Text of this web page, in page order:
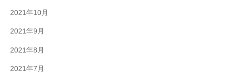
2021年10月
2021年9月
2021年8月
2021年7月